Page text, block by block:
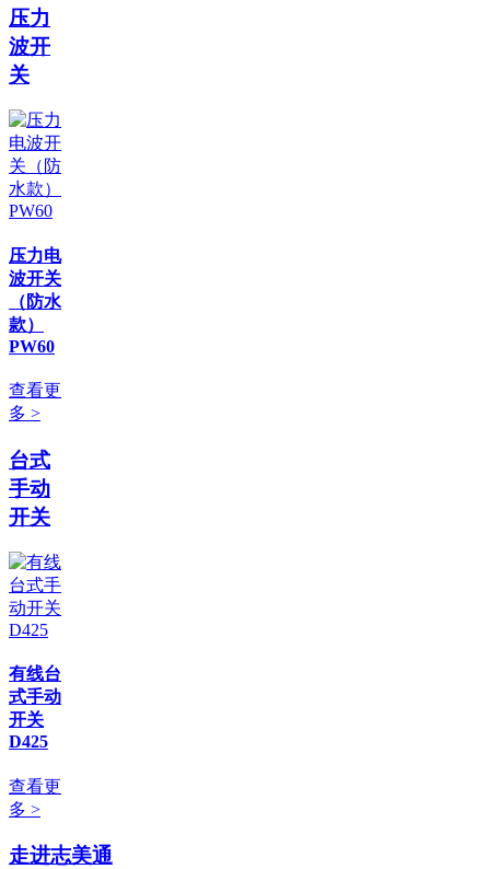
压力
波开
关
压力电
波开关
（防水
款）
PW60
查看更
多 >
台式
手动
开关
有线台
式手动
开关
D425
查看更
多 >
走进志美通